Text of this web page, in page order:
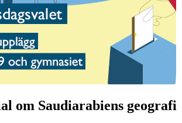
om Saudiarabiens geografi